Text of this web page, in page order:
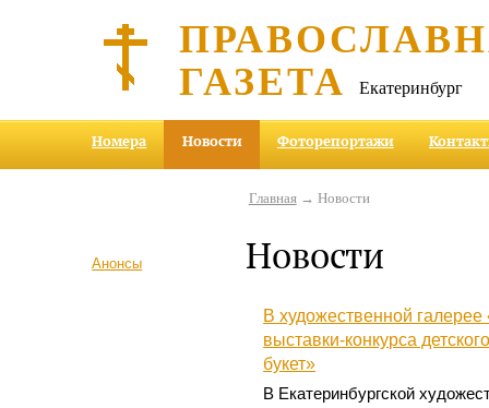
ГАЗЕТА Екатеринбург
Номера Новости Фоторепортажи
Анонсы
Главная→ Новости
Новости
В художественной
выставки-конкурса
букет»
В Екатеринбургской